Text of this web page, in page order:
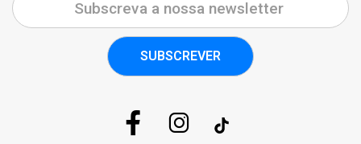
SUBSCREVER